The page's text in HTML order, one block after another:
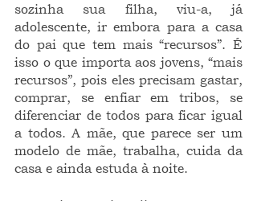
sozinha sua filha, viu-a, já
adolescente, ir embora para a casa
do pai que tem mais “recursos”. É
isso o que importa aos jovens, “mais
recursos”, pois eles precisam gastar,
comprar, se enfiar em tribos, se
diferenciar de todos para ficar igual
a todos. A mãe, que parece ser um
modelo de mãe, trabalha, cuida da
casa e ainda estuda à noite.